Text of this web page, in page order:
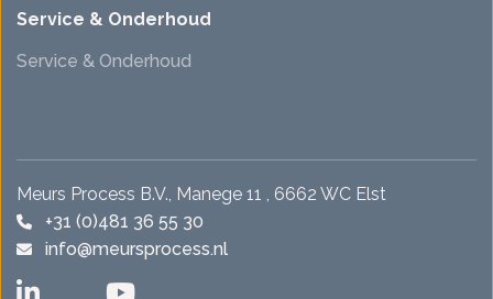
Service & Onderhoud
Service & Onderhoud
Meurs Process B.V., Manege 11 , 6662 WC Elst
+31 (0)481 36 55 30
info@meursprocess.nl